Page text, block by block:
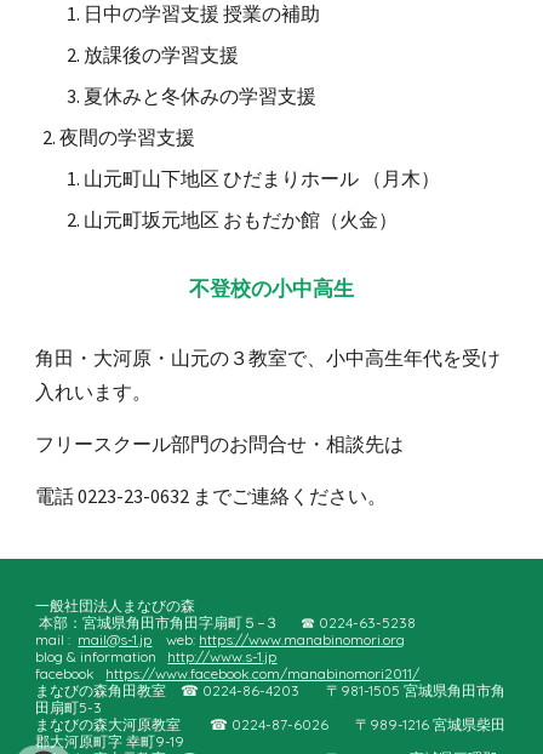
日中の学習支援 授業の補助
放課後の学習支援
夏休みと冬休みの学習支援
夜間の学習支援
山元町山下地区 ひだまりホール （月木）
山元町坂元地区 おもだか館（火金）
不登校の小中高生
角田・大河原・山元の３教室で、小中高生年代を受け
入れいます。
フリースクール部門のお問合せ・相談先は
電話 0223-23-0632 までご連絡ください。
一般社団法人まなびの森
本部：宮城県角田市角田字扇町５−３ ☎︎ 0224-63-5238
mail : mail@s-1.jp web: https://www.manabinomori.org
blog & information http://www.s-1.jp
facebook https://www.facebook.com/manabinomori2011/
まなびの森角田教室
☎︎ 0224-86-4203
〒981-1505 宮城県角田市角
田扇町5-3
まなびの森大河原教室
☎︎ 0224-87-6026
〒989-1216 宮城県柴田
郡大河原町字 幸町9-19